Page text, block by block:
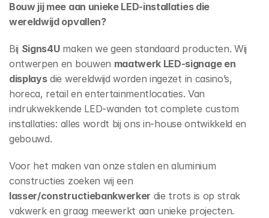
Bouw jij mee aan unieke LED-installaties die
wereldwijd opvallen?
Bij Signs4U maken we geen standaard producten. Wij
ontwerpen en bouwen maatwerk LED-signage en
displays die wereldwijd worden ingezet in casino’s,
horeca, retail en entertainmentlocaties. Van
indrukwekkende LED-wanden tot complete custom
installaties: alles wordt bij ons in-house ontwikkeld en
gebouwd.
Voor het maken van onze stalen en aluminium
lasser/constructiebankwerker die trots is op strak
vakwerk en graag meewerkt aan unieke projecten.
Home
Solutions:
Gaming signage
Retail & Hospitality
Sports & Entertainment
Multimedia
Vacatures
Select Language
Nederlands